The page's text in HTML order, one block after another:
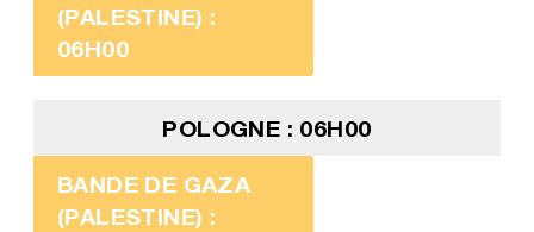
(PALESTINE) :
06H00
POLOGNE : 06H00
BANDE DE GAZA
(PALESTINE) :